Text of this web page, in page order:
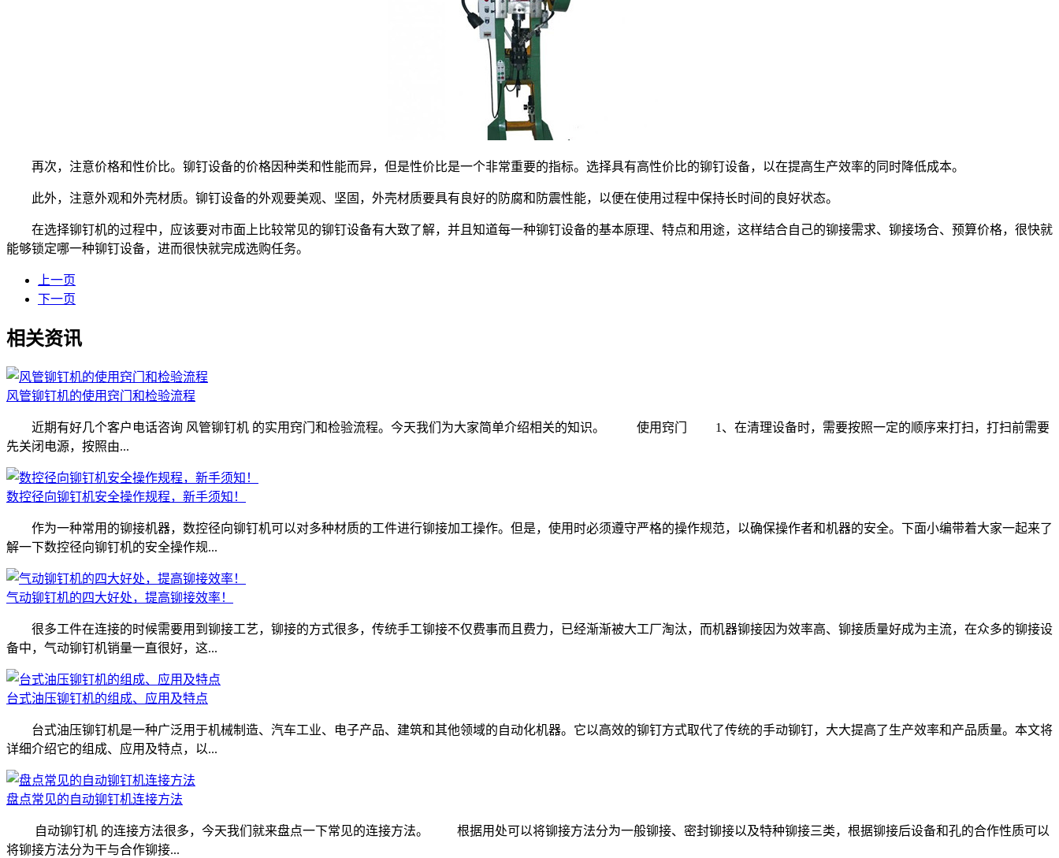
再次，注意价格和性价比。铆钉设备的价格因种类和性能而异，但是性价比是一个非常重要的指标。选择具有高性价比的铆钉设备，以在提高生产效率的同时降低成本。
此外，注意外观和外壳材质。铆钉设备的外观要美观、坚固，外壳材质要具有良好的防腐和防震性能，以便在使用过程中保持长时间的良好状态。
在选择铆钉机的过程中，应该要对市面上比较常见的铆钉设备有大致了解，并且知道每一种铆钉设备的基本原理、特点和用途，这样结合自己的铆接需求、铆接场合、预算价格，很快就
能够锁定哪一种铆钉设备，进而很快就完成选购任务。
上一页
下一页
相关资讯
风管铆钉机的使用窍门和检验流程
近期有好几个客户电话咨询 风管铆钉机 的实用窍门和检验流程。今天我们为大家简单介绍相关的知识。 使用窍门 1、在清理设备时，需要按照一定的顺序来打扫，打扫前需要
先关闭电源，按照由...
数控径向铆钉机安全操作规程，新手须知！
作为一种常用的铆接机器，数控径向铆钉机可以对多种材质的工件进行铆接加工操作。但是，使用时必须遵守严格的操作规范，以确保操作者和机器的安全。下面小编带着大家一起来了
解一下数控径向铆钉机的安全操作规...
气动铆钉机的四大好处，提高铆接效率！
很多工件在连接的时候需要用到铆接工艺，铆接的方式很多，传统手工铆接不仅费事而且费力，已经渐渐被大工厂淘汰，而机器铆接因为效率高、铆接质量好成为主流，在众多的铆接设
备中，气动铆钉机销量一直很好，这...
台式油压铆钉机的组成、应用及特点
台式油压铆钉机是一种广泛用于机械制造、汽车工业、电子产品、建筑和其他领域的自动化机器。它以高效的铆钉方式取代了传统的手动铆钉，大大提高了生产效率和产品质量。本文将
详细介绍它的组成、应用及特点，以...
盘点常见的自动铆钉机连接方法
自动铆钉机 的连接方法很多，今天我们就来盘点一下常见的连接方法。 根据用处可以将铆接方法分为一般铆接、密封铆接以及特种铆接三类，根据铆接后设备和孔的合作性质可以
将铆接方法分为干与合作铆接...